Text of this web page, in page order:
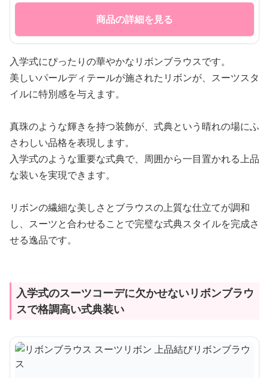
商品の詳細を見る
入学式にぴったりの華やかなリボンブラウスです。
美しいパールディテールが施されたリボンが、スーツスタ
イルに特別感を与えます。
真珠のような輝きを持つ装飾が、式典という晴れの場にふ
さわしい品格を表現します。
入学式のような重要な式典で、周囲から一目置かれる上品
な装いを実現できます。
リボンの繊細な美しさとブラウスの上質な仕立てが調和
し、スーツと合わせることで完璧な式典スタイルを完成さ
せる逸品です。
入学式のスーツコーデに欠かせないリボンブラウ
スで格調高い式典装い